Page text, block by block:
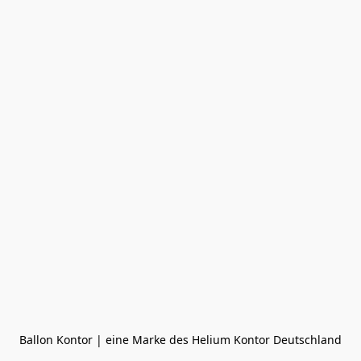
Ballon Kontor | eine Marke des Helium Kontor Deutschland